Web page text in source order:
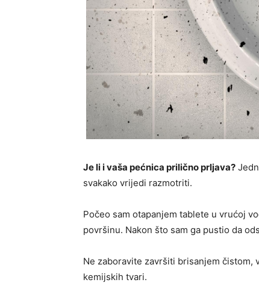
Je li i vaša pećnica prilično prljava?
svakako vrijedi razmotriti.
Počeo sam otapanjem tablete u vrućoj
površinu. Nakon što sam ga pustio da
Ne zaboravite završiti brisanjem
kemijskih tvari.